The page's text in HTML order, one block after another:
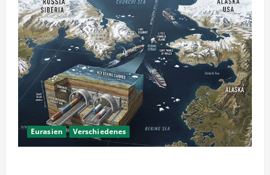
Eurasien Verschiedenes